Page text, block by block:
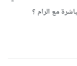
مع الرام ؟